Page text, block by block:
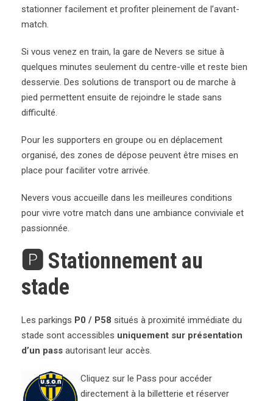
stationner facilement et profiter pleinement de l’avant-
match.
Si vous venez en train, la gare de Nevers se situe à
quelques minutes seulement du centre-ville et reste bien
desservie. Des solutions de transport ou de marche à
pied permettent ensuite de rejoindre le stade sans
difficulté.
Pour les supporters en groupe ou en déplacement
organisé, des zones de dépose peuvent être mises en
place pour faciliter votre arrivée.
Nevers vous accueille dans les meilleures conditions
pour vivre votre match dans une ambiance conviviale et
passionnée.
🅿️ Stationnement au
stade
Les parkings P0 / P58 situés à proximité immédiate du
stade sont accessibles uniquement sur présentation
d’un pass autorisant leur accès.
Cliquez sur le Pass pour accéder
directement à la billetterie et réserver